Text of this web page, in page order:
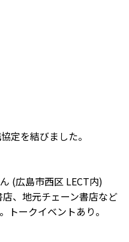
定を結びました。
(広島市西区 LECT内)
、地元チェーン書店など
ークイベントあり。